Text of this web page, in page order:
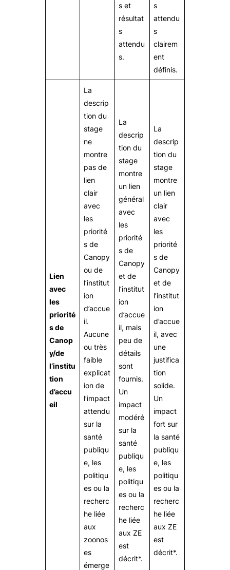
s et
résultat
s
attendu
s.
s
attendu
s
clairem
ent
définis.
Lien
avec
les
priorité
s de
Canop
y/de
l’institu
tion
d’accu
eil
La
descrip
tion du
stage
ne
montre
pas de
lien
clair
avec
les
priorité
s de
Canopy
ou de
l’institut
ion
d’accue
il.
Aucune
ou très
faible
explicat
ion de
l’impact
attendu
sur la
santé
publiqu
e, les
politiqu
es ou la
recherc
he liée
aux
zoonos
es
émerge
La
descrip
tion du
stage
montre
un lien
général
avec
les
priorité
s de
Canopy
et de
l’institut
ion
d’accue
il, mais
peu de
détails
sont
fournis.
Un
impact
modéré
sur la
santé
publiqu
e, les
politiqu
es ou la
recherc
he liée
aux ZE
est
décrit*.
La
descrip
tion du
stage
montre
un lien
clair
avec
les
priorité
s de
Canopy
et de
l’institut
ion
d’accue
il, avec
une
justifica
tion
solide.
Un
impact
fort sur
la santé
publiqu
e, les
politiqu
es ou la
recherc
he liée
aux ZE
est
décrit*.